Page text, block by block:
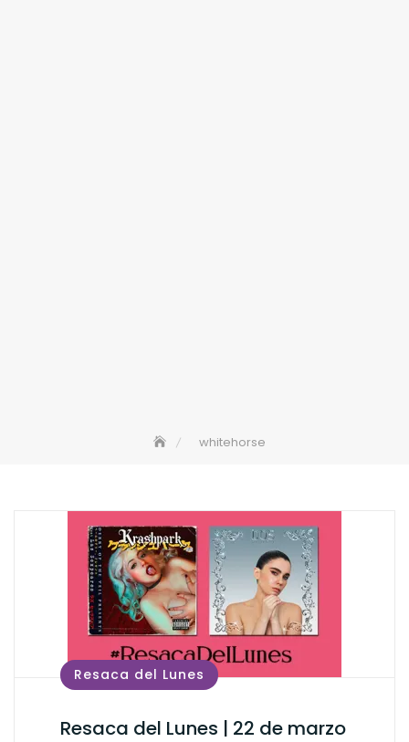
whitehorse
Resaca del Lunes
Resaca del Lunes | 22 de marzo